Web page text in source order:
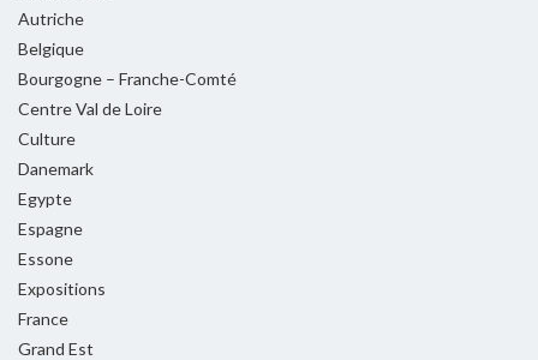
Autriche
Belgique
Bourgogne – Franche-Comté
Centre Val de Loire
Culture
Danemark
Egypte
Espagne
Essone
Expositions
France
Grand Est